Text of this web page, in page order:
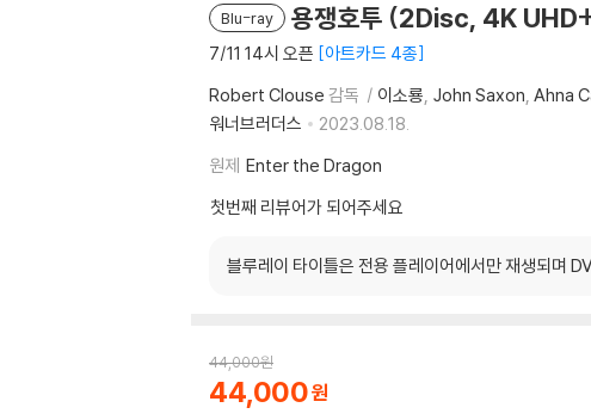
Blu-ray 용쟁호투 (2Disc, 4K
7/11 14시 오픈 아트카드 4종
Robert Clouse 감독 이소룡 John Saxon Ahna
워너브러더스
2023.08.18.
원제 Enter the Dragon
첫번째 리뷰어가 되어주세요
블루레이 타이틀은 전용 플레이어에서만 재생되며
44,000원
44,000